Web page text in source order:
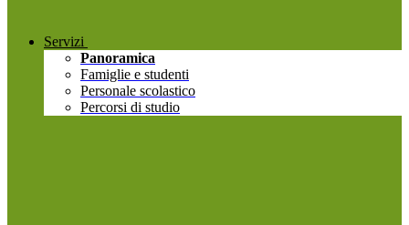
Servizi
Panoramica
Famiglie e studenti
Personale scolastico
Percorsi di studio